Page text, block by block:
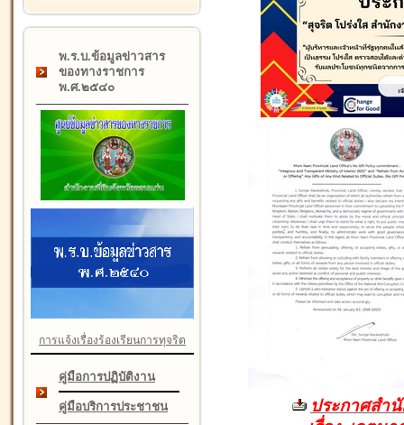
พ.ร.บ.ข้อมูลข่าวสาร
ของทางราชการ
พ.ศ.๒๕๔๐
การแจ้งเรื่องร้องเรียนการทุจริต
คู่มือการปฏิบัติงาน
คู่มือบริการประชาชน
ประกาศสำ